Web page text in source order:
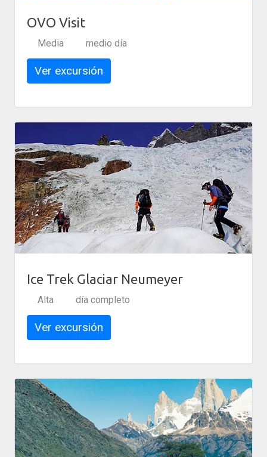
OVO Visit
Media medio día
Ver excursión
Ice Trek Glaciar Neumeyer
Alta día completo
Ver excursión